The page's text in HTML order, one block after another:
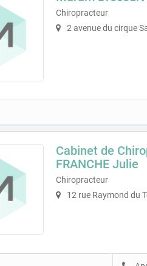
Chiropracteur
2 avenue du cirque
Cabinet de
FRANCHE Julie
Chiropracteur
12 rue Raymond du